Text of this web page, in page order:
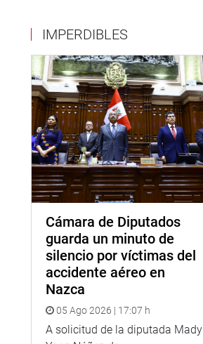
IMPERDIBLES
Cámara de Diputados
guarda un minuto de
silencio por víctimas del
accidente aéreo en
Nazca
05 Ago 2026 | 17:07 h
A solicitud de la diputada Mady